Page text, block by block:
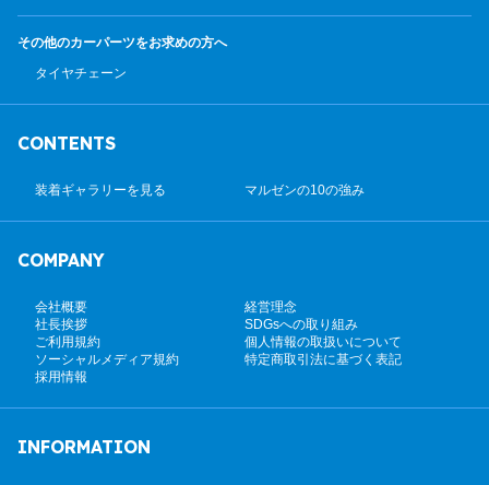
その他のカーパーツをお求めの方へ
タイヤチェーン
CONTENTS
装着ギャラリーを見る マルゼンの10の強み
COMPANY
会社概要
経営理念
社長挨拶
SDGsへの取り組み
ご利用規約
個人情報の取扱いについて
ソーシャルメディア規約
特定商取引法に基づく表記
採用情報
INFORMATION